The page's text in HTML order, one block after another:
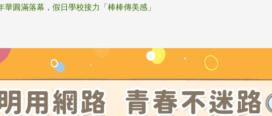
華圓滿落幕，假日學校接力「棒棒傳美感」